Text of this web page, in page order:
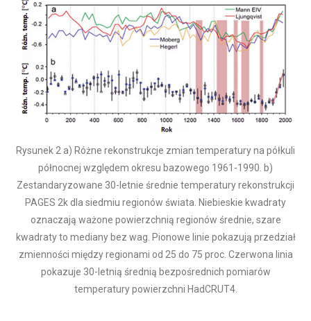
Rysunek 2 a) Różne rekonstrukcje zmian temperatury na półkuli
północnej względem okresu bazowego 1961-1990. b)
Zestandaryzowane 30-letnie średnie temperatury rekonstrukcji
PAGES 2k dla siedmiu regionów świata. Niebieskie kwadraty
oznaczają ważone powierzchnią regionów średnie, szare
kwadraty to mediany bez wag. Pionowe linie pokazują przedział
zmienności między regionami od 25 do 75 proc. Czerwona linia
pokazuje 30-letnią średnią bezpośrednich pomiarów
temperatury powierzchni HadCRUT4.